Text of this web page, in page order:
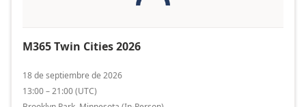
M365 Twin Cities 2026
18 de septiembre de 2026
13:00 – 21:00(UTC)